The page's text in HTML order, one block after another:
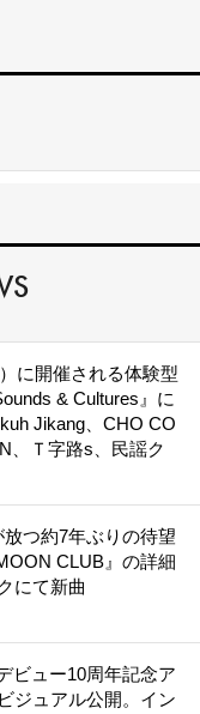
に開催される体験型
& Cultures』に
Jikang、CHO CO
、Ｔ字路s、民謡ク
つ約7年ぶりの待望
CLUB』の詳細
にて新曲
ビュー10周年記念ア
ジュアル公開。イン